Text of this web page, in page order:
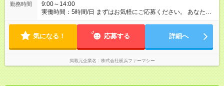
勤務時間
9:00～14:00
実働時間：5時間/日 まずはお気軽にご応募ください。 あなたの
新しいスタートをしっかりサポートします。
気になる！ 応募する 詳細へ
掲載元企業名 株式会社横浜ファーマシー